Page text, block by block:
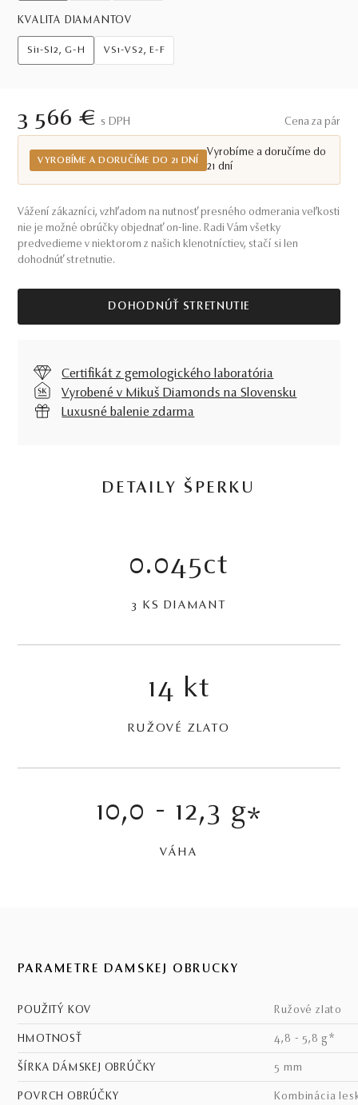
KVALITA DIAMANTOV
Si1-SI2, G-H VS1-VS2, E-F
3 566 € S DPH Cena za pár
VYROBÍME A DORUČÍME DO 21 DNÍ
Vyrobíme a doručíme do
21 dní
Vážení zákazníci, vzhľadom na nutnosť presného odmerania veľkosti
nie je možné obrúčky objednať on-line. Radi Vám všetky
predvedieme v niektorom z našich klenotníctiev, stačí si len
dohodnúť stretnutie.
DOHODNÚŤ STRETNUTIE
Certifikát z gemologického laboratória
Vyrobené v Mikuš Diamonds na Slovensku
Luxusné balenie zdarma
DETAILY ŠPERKU
0.045ct
3 KS DIAMANT
14 kt
RUŽOVÉ ZLATO
10,0 - 12,3 g*
VÁHA
PARAMETRE DÁMSKEJ OBRÚČKY
POUŽITÝ KOV ružové zlato
HMOTNOSŤ 4,8 - 5,8 g*
ŠÍRKA DÁMSKEJ OBRÚČKY 5 mm
POVRCH OBRÚČKY kombinácia